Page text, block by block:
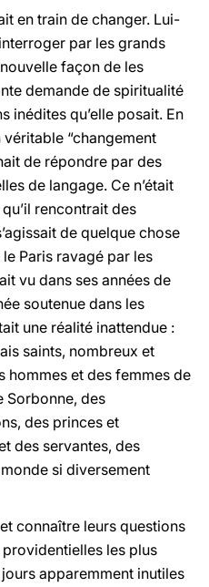
en train de changer. Lui-
par les grands
façon de les
demande de spiritualité
inédites qu’elle posait. En
“changement
de répondre par des
de langage. Ce n’était
rencontrait des
de quelque chose
Paris ravagé par les
vu dans ses années de
soutenue dans les
une réalité inattendue :
saints, nombreux et
hommes et des femmes de
Sorbonne, des
des princes et
des servantes, des
si diversement
connaître leurs questions
les plus
apparemment inutiles